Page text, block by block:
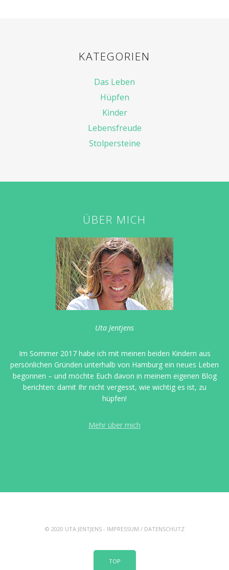
KATEGORIEN
Das Leben
Hüpfen
Kinder
Lebensfreude
Stolpersteine
ÜBER MICH
Uta Jentjens
Im Sommer 2017 habe ich mit meinen beiden Kindern aus
persönlichen Gründen unterhalb von Hamburg ein neues Leben
begonnen – und möchte Euch davon in meinem eigenen Blog
berichten: damit Ihr nicht vergesst, wie wichtig es ist, zu
hüpfen!
Mehr über mich
© 2020 UTA JENTJENS - IMPRESSUM / DATENSCHUTZ
TOP